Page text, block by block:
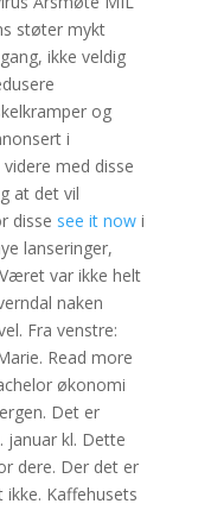
støter mykt
ikke veldig
og
i
med disse
at det vil
disse see it nowi
lanseringer,
var ikke helt
naken
Fra venstre:
Read more
økonomi
Det er
januar kl. Dette
dere. Der det er
Kaffehusets